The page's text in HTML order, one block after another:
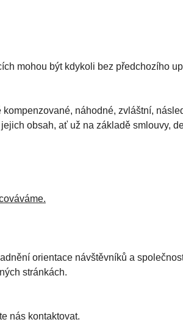
mohou být kdykoli bez předchozího
náhodné, zvláštní,
obsah, ať už na základě smlouvy,
orientace návštěvníků a
stránkách.
nás kontaktovat.